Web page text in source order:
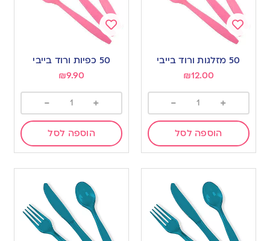
Add
50 מזלגות ורוד בייבי
₪12.00
+
-
הוספה לסל
Add
50 כפיות ורוד בייבי
₪9.90
+
-
הוספה לסל